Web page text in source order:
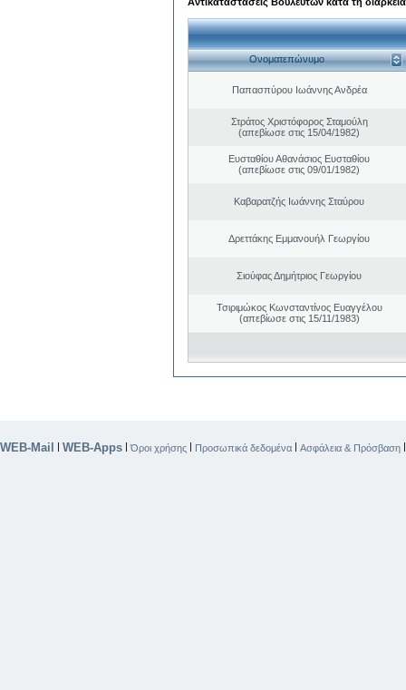
Ονοματεπώνυμο
Παπασπύρου Ιωάννης Ανδρέα
Στράτος Χριστόφορος Σταμούλη
(απεβίωσε στις 15/04/1982)
Ευσταθίου Αθανάσιος Ευσταθίου
(απεβίωσε στις 09/01/1982)
Καβαρατζής Ιωάννης Σταύρου
Δρεττάκης Εμμανουήλ Γεωργίου
Σιούφας Δημήτριος Γεωργίου
Τσιριμώκος Κωνσταντίνος Ευαγγέλου
(απεβίωσε στις 15/11/1983)
WEB-Mail | WEB-Apps |Όροι χρήσης | Προσωπικά δεδομένα | Ασφάλεια & Πρόσβαση